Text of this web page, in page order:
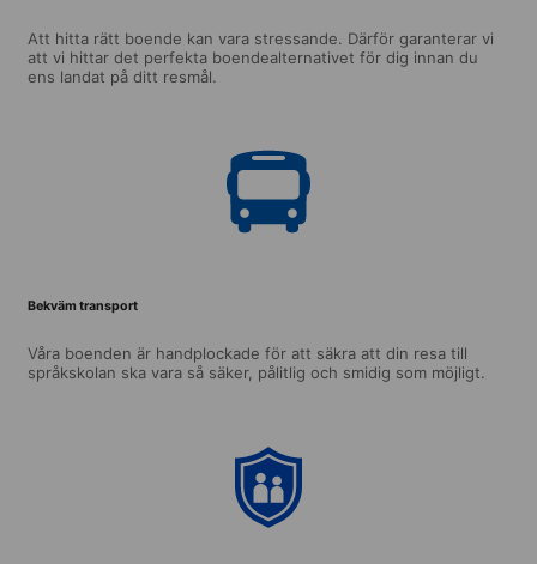
Att hitta rätt boende kan vara stressande. Därför garanterar vi
att vi hittar det perfekta boendealternativet för dig innan du
ens landat på ditt resmål.
Bekväm transport
Våra boenden är handplockade för att säkra att din resa till
språkskolan ska vara så säker, pålitlig och smidig som möjligt.